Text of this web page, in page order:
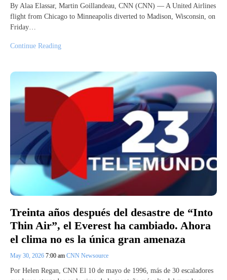
By Alaa Elassar, Martin Goillandeau, CNN (CNN) — A United Airlines
flight from Chicago to Minneapolis diverted to Madison, Wisconsin, on
Friday…
Continue Reading
Treinta años después del desastre de “Into
Thin Air”, el Everest ha cambiado. Ahora
el clima no es la única gran amenaza
May 30, 2026 7:00 am CNN Newsource
Por Helen Regan, CNN El 10 de mayo de 1996, más de 30 escaladores